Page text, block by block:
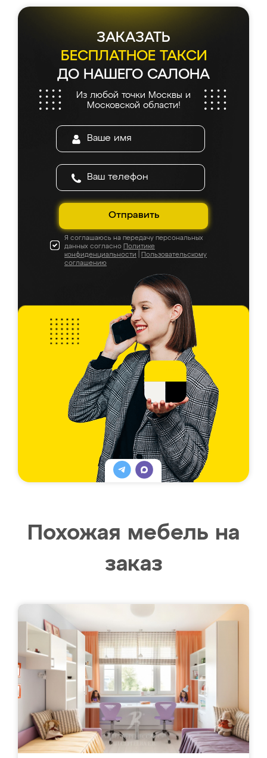
ЗАКАЗАТЬ
БЕСПЛАТНОЕ ТАКСИ
ДО НАШЕГО САЛОНА
Из любой точки Москвы и
Московской области!
Отправить
Я соглашаюсь на передачу персональных
данных согласно Политике
конфиденциальности
Пользовательскому
соглашению
Похожая мебель на
заказ